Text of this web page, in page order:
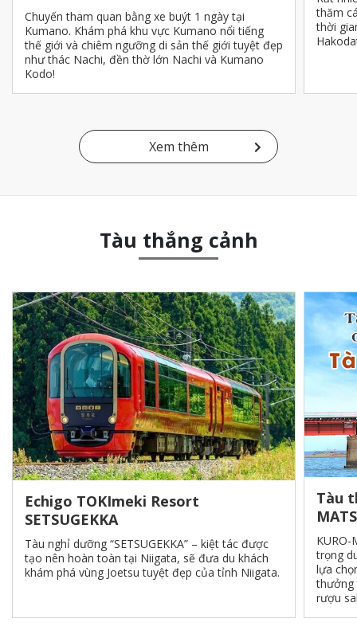
Chuyến tham quan bằng xe buýt 1 ngày tại
Kumano. Khám phá khu vực Kumano nổi tiếng
thế giới và chiêm ngưỡng di sản thế giới tuyệt đẹp
như thác Nachi, đền thờ lớn Nachi và Kumano
Kodo!
thăm
thời
Xem thêm
Tàu thắng cảnh
Echigo TOKImeki Resort
SETSUGEKKA
Tàu nghỉ dưỡng “SETSUGEKKA” – kiệt tác được
tạo nên hoàn toàn tại Niigata, sẽ đưa du khách
khám phá vùng Joetsu tuyệt đẹp của tỉnh Niigata.
Tàu
trọng
lựa
thưởng
rượu